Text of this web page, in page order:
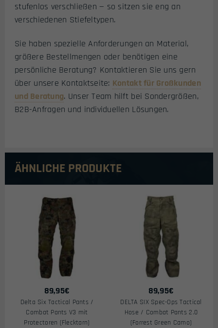
stufenlos verschließen — so sitzen sie eng an
verschiedenen Stiefeltypen.
Sie haben spezielle Anforderungen an Material,
größere Bestellmengen oder benötigen eine
persönliche Beratung? Kontaktieren Sie uns gern
über unsere Kontaktseite: Kontakt für Großkunden
und Beratung. Unser Team hilft bei Sondergrößen,
B2B-Anfragen und individuellen Lösungen.
ÄHNLICHE PRODUKTE
89,95€
Delta Six Tactical Pants /
Combat Pants V3 mit
Protectoren (Flecktarn)
89,95€
DELTA SIX Spec-Ops Tactical
Hose / Combat Pants 2.0
(Forrest Green Camo)